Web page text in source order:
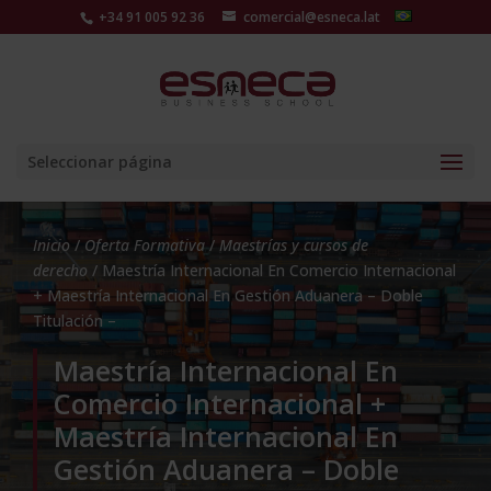
+34 91 005 92 36 comercial@esneca.lat
Seleccionar página
Inicio/ Oferta Formativa / Maestrías y cursos de
derecho / Maestría Internacional En Comercio Internacional
+ Maestría Internacional En Gestión Aduanera – Doble
Titulación –
Maestría Internacional En
Comercio Internacional +
Maestría Internacional En
Gestión Aduanera – Doble